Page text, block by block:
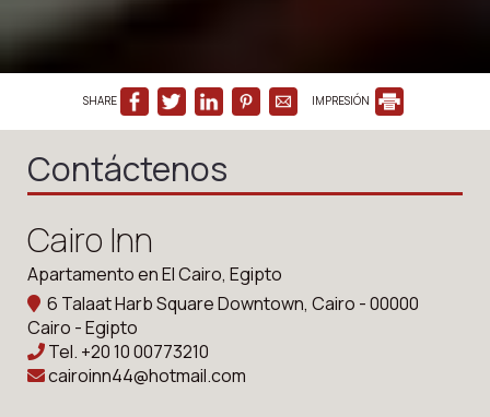
SHARE IMPRESIÓN
Contáctenos
Cairo Inn
Apartamento en El Cairo, Egipto
6 Talaat Harb Square Downtown, Cairo - 00000
Cairo - Egipto
Tel. +20 10 00773210
cairoinn44@hotmail.com